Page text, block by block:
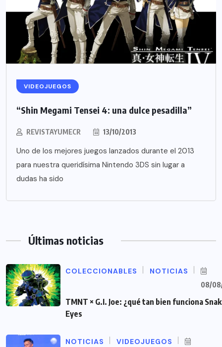
VIDEOJUEGOS
“Shin Megami Tensei 4: una dulce pesadilla”
REVISTAYUMECR 13/10/2013
Uno de los mejores juegos lanzados durante el 2013
para nuestra queridísima Nintendo 3DS sin lugar a
dudas ha sido
Últimas noticias
COLECCIONABLES NOTICIAS
08/
TMNT × G.I. Joe: ¿qué tan bien funciona
Eyes
NOTICIAS VIDEOJUEGOS